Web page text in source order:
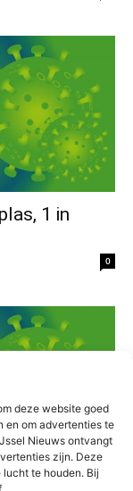
deze website goed
en om advertenties te
Nieuws ontvangt
zijn. Deze
te houden. Bij
1 in
0
één nieuwe